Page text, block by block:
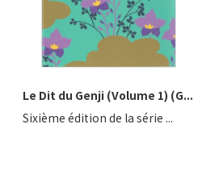
Le Dit du Genji (Volume 1) (G...
Sixième édition de la série ...